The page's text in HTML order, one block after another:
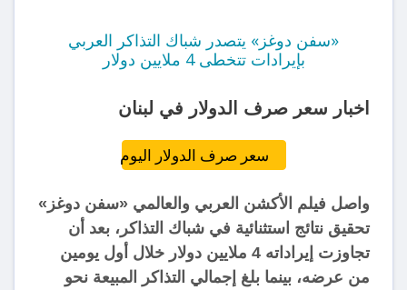
«سفن دوغز» يتصدر شباك التذاكر العربي
بإيرادات تتخطى 4 ملايين دولار
اخبار سعر صرف الدولار في لبنان
سعر صرف الدولار اليوم
واصل فيلم الأكشن العربي والعالمي «سفن دوغز»
تحقيق نتائج استثنائية في شباك التذاكر، بعد أن
تجاوزت إيراداته 4 ملايين دولار خلال أول يومين
من عرضه، بينما بلغ إجمالي التذاكر المبيعة نحو